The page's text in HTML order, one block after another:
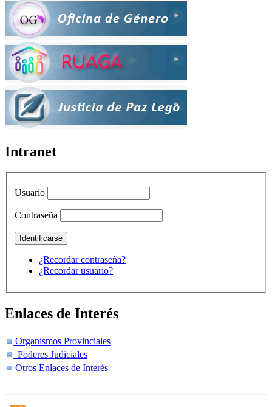
Intranet
Usuario
Contraseña
¿Recordar contraseña?
¿Recordar usuario?
Enlaces de Interés
Organismos Provinciales
Poderes Judiciales
Otros Enlaces de Interés